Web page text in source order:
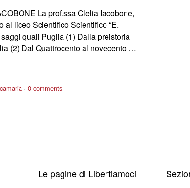
La prof.ssa Clelia Iacobone,
al liceo Scientifico Scientifico “E.
quali Puglia (1) Dalla preistoria
(2) Dal Quattrocento al novecento …
0 comments
Le pagine di Libertiamoci